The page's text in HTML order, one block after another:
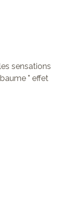
sensations
" effet